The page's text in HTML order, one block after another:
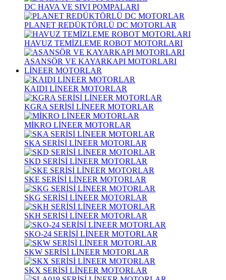
DC HAVA VE SIVI POMPALARI
PLANET REDÜKTÖRLÜ DC MOTORLAR
HAVUZ TEMİZLEME ROBOT MOTORLARI
ASANSÖR VE KAYARKAPI MOTORLARI
LİNEER MOTORLAR
KAIDI LİNEER MOTORLAR
KGRA SERİSİ LİNEER MOTORLAR
MİKRO LİNEER MOTORLAR
SKA SERİSİ LİNEER MOTORLAR
SKD SERİSİ LİNEER MOTORLAR
SKE SERİSİ LİNEER MOTORLAR
SKG SERİSİ LİNEER MOTORLAR
SKH SERİSİ LİNEER MOTORLAR
SKO-24 SERİSİ LİNEER MOTORLAR
SKW SERİSİ LİNEER MOTORLAR
SKX SERİSİ LİNEER MOTORLAR